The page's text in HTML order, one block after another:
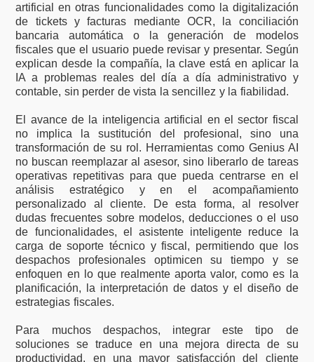
artificial en otras funcionalidades como la digitalización
de tickets y facturas mediante OCR, la conciliación
bancaria automática o la generación de modelos
fiscales que el usuario puede revisar y presentar. Según
explican desde la compañía, la clave está en aplicar la
IA a problemas reales del día a día administrativo y
contable, sin perder de vista la sencillez y la fiabilidad.
El avance de la inteligencia artificial en el sector fiscal
no implica la sustitución del profesional, sino una
transformación de su rol. Herramientas como Genius AI
no buscan reemplazar al asesor, sino liberarlo de tareas
operativas repetitivas para que pueda centrarse en el
análisis estratégico y en el acompañamiento
personalizado al cliente. De esta forma, al resolver
dudas frecuentes sobre modelos, deducciones o el uso
de funcionalidades, el asistente inteligente reduce la
carga de soporte técnico y fiscal, permitiendo que los
despachos profesionales optimicen su tiempo y se
enfoquen en lo que realmente aporta valor, como es la
planificación, la interpretación de datos y el diseño de
estrategias fiscales.
Para muchos despachos, integrar este tipo de
soluciones se traduce en una mejora directa de su
productividad, en una mayor satisfacción del cliente